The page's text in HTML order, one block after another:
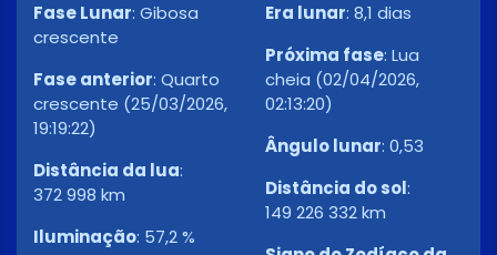
Fase Lunar: Gibosa
crescente
Fase anterior: Quarto
crescente (25/03/2026,
19:19:22)
Distância da lua:
372 998 km
Iluminação: 57,2 %
Era lunar: 8,1 dias
Próxima fase: Lua
cheia (02/04/2026,
02:13:20)
Ângulo lunar: 0,53
Distância do sol:
149 226 332 km